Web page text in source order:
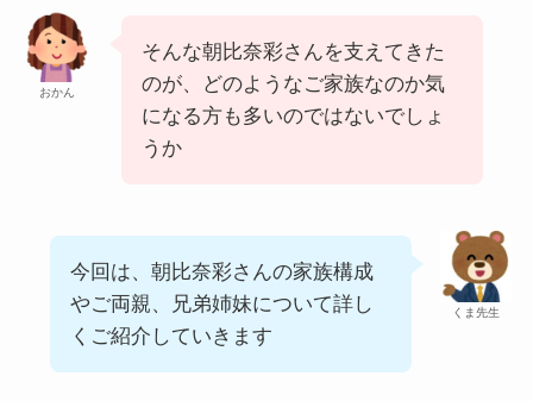
おかん
そんな朝比奈彩さんを支えてきた
のが、どのようなご家族なのか気
になる方も多いのではないでしょ
うか
くま先生
今回は、朝比奈彩さんの家族構成
やご両親、兄弟姉妹について詳し
くご紹介 していきます